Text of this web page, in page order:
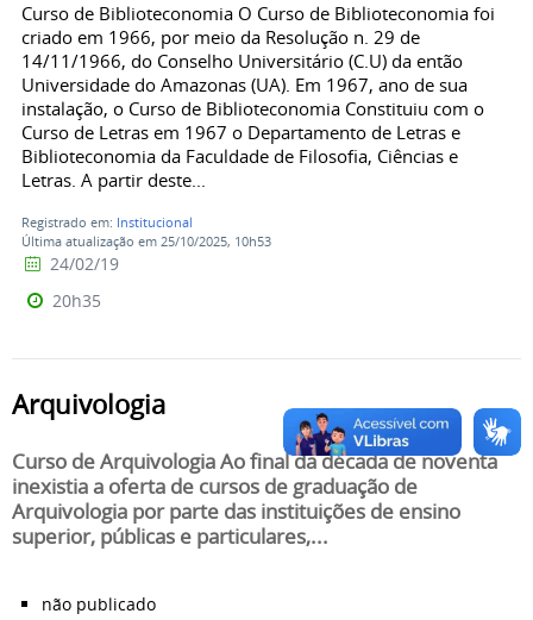
Curso de Biblioteconomia O Curso de Biblioteconomia foi
criado em 1966, por meio da Resolução n. 29 de
14/11/1966, do Conselho Universitário (C.U) da então
Universidade do Amazonas (UA). Em 1967, ano de sua
instalação, o Curso de Biblioteconomia Constituiu com o
Curso de Letras em 1967 o Departamento de Letras e
Biblioteconomia da Faculdade de Filosofia, Ciências e
Letras. A partir deste...
Registrado em: Institucional
Última atualização em 25/10/2025, 10h53
24/02/19
20h35
Arquivologia
Curso de Arquivologia Ao final da década de noventa
inexistia a oferta de cursos de graduação de
Arquivologia por parte das instituições de ensino
superior, públicas e particulares,...
não publicado